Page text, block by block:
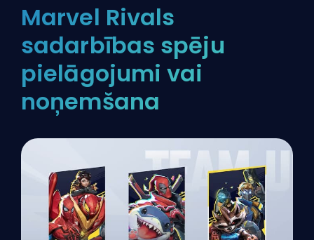
Marvel Rivals
sadarbības spēju
pielāgojumi vai
noņemšana